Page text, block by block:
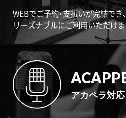
WEBでご予約・支払いが完結で
リーズナブルにご利用いただけま
アカペラ対